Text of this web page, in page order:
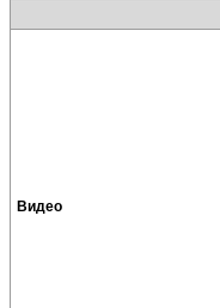
Видео